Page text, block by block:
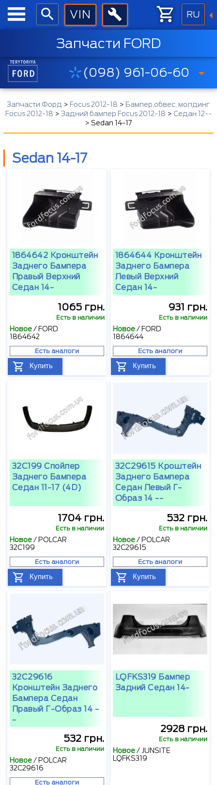
RU
Запчасти FORD
(098) 961-06-60
Запчасти Форд > Focus 2012-18 > Бампер,обвес, молдинг
Focus 2012-18 > Задний бампер Focus 2012-18 > Седан 12--
>Sedan 14-17
Sedan 14-17
1864642 Кронштейн
Заднего Бампера
Правый Верхний
Седан 14-
1065 грн.
Есть в наличии
Новое/ FORD
1864642
Есть аналоги
Купить
1864644 Кронштейн
Заднего Бампера
Левый Верхний
Седан 14-
931 грн.
Есть в наличии
Новое/ FORD
1864644
Есть аналоги
Купить
32C199 Спойлер
Заднего Бампера
Седан 11-17 (4D)
1704 грн.
Есть в наличии
Новое/ POLCAR
32C199
Есть аналоги
Купить
32C29615 Кроштейн
Заднего Бампера
Седан Левый Г-
Образ 14 --
532 грн.
Есть в наличии
Новое/ POLCAR
32C29615
Есть аналоги
Купить
32C29616
Кронштейн Заднего
Бампера Седан
Правый Г-Образ 14 -
-
532 грн.
Есть в наличии
Новое/ POLCAR
32C29616
Есть аналоги
LQFKS319 Бампер
Задний Седан 14-
2928 грн.
Есть в наличии
Новое/ JUNSITE
LQFKS319